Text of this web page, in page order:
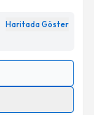
Haritada Göster